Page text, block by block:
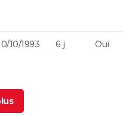
10/1993 6 j Oui
31/05/1983